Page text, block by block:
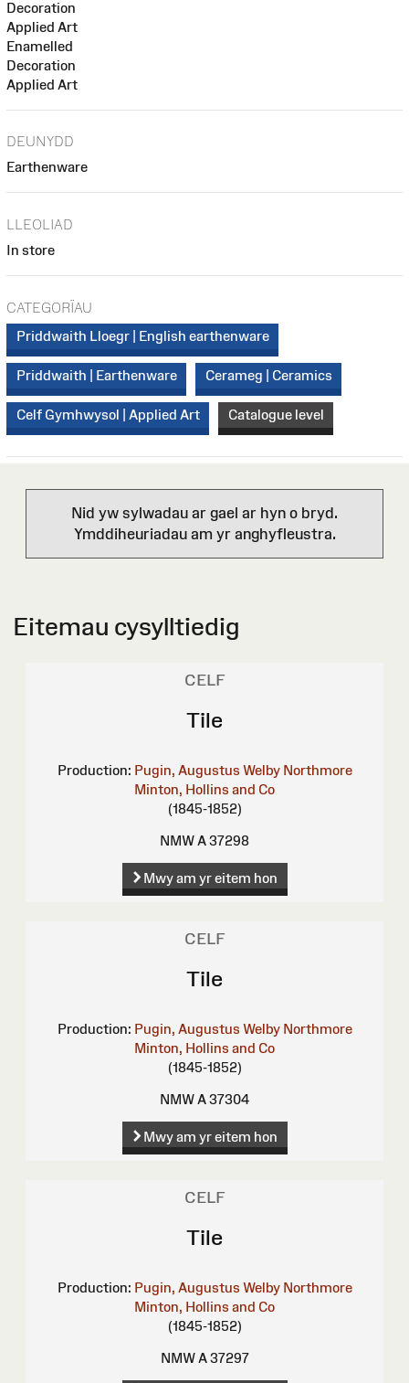
Decoration
Applied Art
Enamelled
Decoration
Applied Art
DEUNYDD
Earthenware
LLEOLIAD
In store
CATEGORÏAU
Priddwaith Lloegr | English earthenware
Priddwaith | Earthenware Cerameg | Ceramics
Celf Gymhwysol | Applied Art Catalogue level
Nid yw sylwadau ar gael ar hyn o bryd.
Ymddiheuriadau am yr anghyfleustra.
Eitemau cysylltiedig
CELF
Tile
Production: Pugin, Augustus Welby Northmore
Minton, Hollins and Co
(1845-1852)
NMW A 37298
Mwy am yr eitem hon
CELF
Tile
Production: Pugin, Augustus Welby Northmore
Minton, Hollins and Co
(1845-1852)
NMW A 37304
Mwy am yr eitem hon
CELF
Tile
Production: Pugin, Augustus Welby Northmore
Minton, Hollins and Co
(1845-1852)
NMW A 37297